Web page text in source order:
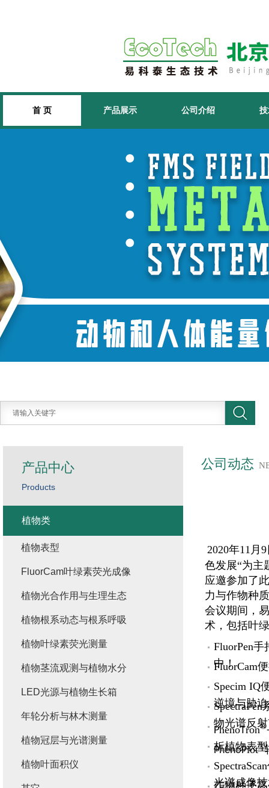
首 页 产品展示 公司介绍
公司动态
2020年11月
色发展“为主
应邀参加了
力与作物种
会议期间，
术，包括叶
FluorPen
中！
FluorCam
Specim IQ
逆境与胁
物光谱反
PhenoTron®
析植物表型
PhenoPlot®
光谱成像
作物种子
产品中心
Products
植物类
植物表型
FluorCam叶绿素荧光成像
植物光合作用与生理生态
植物根系动态与根系呼吸
植物叶绿素荧光测量
植物茎流观测与植物水分
LED光源与植物生长箱
年轮分析与林木测量
植物冠层与光谱测量
植物叶面积仪